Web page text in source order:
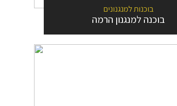
בוכנות למנגנונים
בוכנה למנגנון הרמה